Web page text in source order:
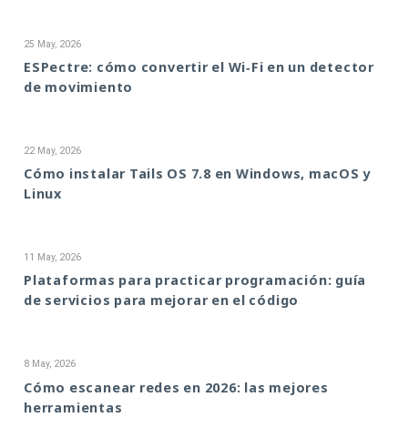
25 May, 2026
ESPectre: cómo convertir el Wi‑Fi en un detector
de movimiento
22 May, 2026
Cómo instalar Tails OS 7.8 en Windows, macOS y
Linux
11 May, 2026
Plataformas para practicar programación: guía
de servicios para mejorar en el código
8 May, 2026
Cómo escanear redes en 2026: las mejores
herramientas